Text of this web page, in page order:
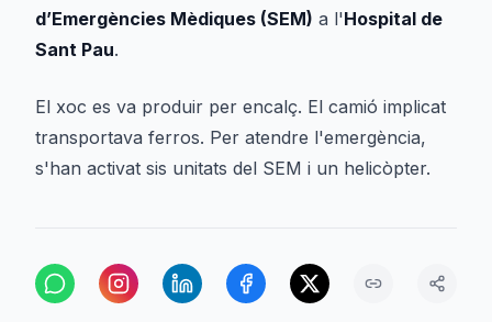
d’Emergències Mèdiques (SEM) a l'Hospital de
Sant Pau.
El xoc es va produir per encalç. El camió implicat
transportava ferros. Per atendre l'emergència,
s'han activat sis unitats del SEM i un helicòpter.